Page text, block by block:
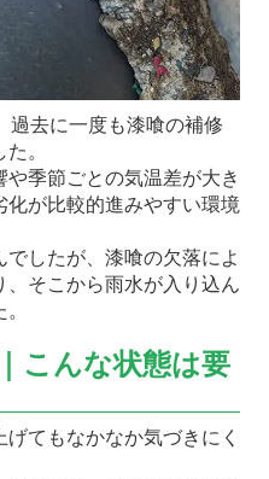
過去に一度も漆喰の補修
。
季節ごとの気温差が大き
が比較的進みやすい環境
したが、漆喰の欠落によ
、そこから雨水が入り込ん
こんな状態は要
てもなかなか気づきにく